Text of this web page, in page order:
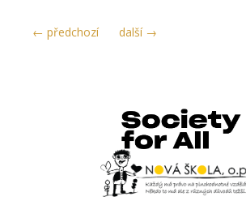
← předchozí další →